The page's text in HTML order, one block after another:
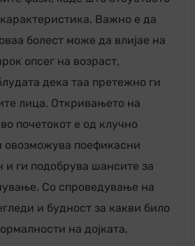
Важно е да
болест може да влијае на
опсег на возраст,
дека таа претежно ги
лица. Откривањето на
почетокот е од клучно
овозможува поефикасни
и ги подобрува шансите за
Со спроведување на
и будност за какви било
на дојката,